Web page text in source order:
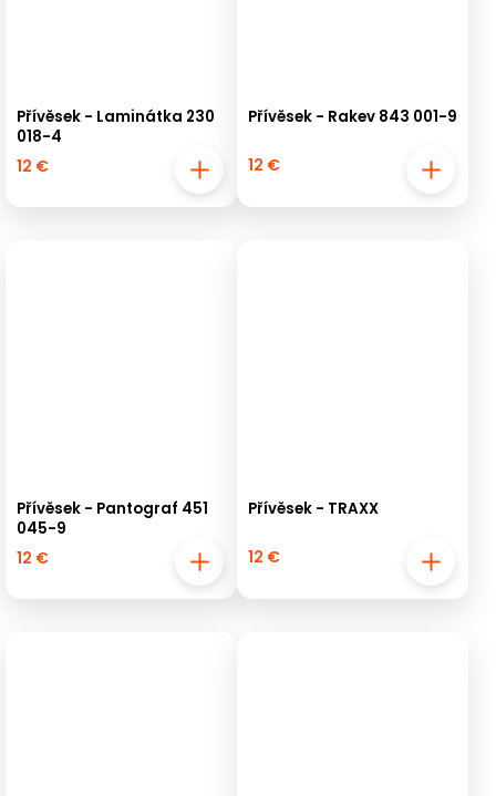
Přívěsek - Laminátka 230
018-4
12 €
Přívěsek - Rakev 843 001-9
12 €
Přívěsek - Pantograf 451
045-9
12 €
Přívěsek - TRAXX
12 €